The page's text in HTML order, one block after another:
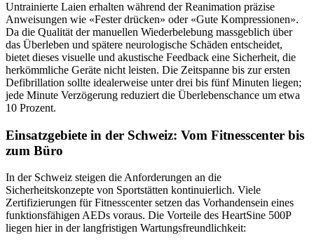
Untrainierte Laien erhalten während der Reanimation präzise
Anweisungen wie «Fester drücken» oder «Gute Kompressionen».
Da die Qualität der manuellen Wiederbelebung massgeblich über
das Überleben und spätere neurologische Schäden entscheidet,
bietet dieses visuelle und akustische Feedback eine Sicherheit, die
herkömmliche Geräte nicht leisten. Die Zeitspanne bis zur ersten
Defibrillation sollte idealerweise unter drei bis fünf Minuten liegen;
jede Minute Verzögerung reduziert die Überlebenschance um etwa
10 Prozent.
Einsatzgebiete in der Schweiz: Vom Fitnesscenter bis
zum Büro
In der Schweiz steigen die Anforderungen an die
Sicherheitskonzepte von Sportstätten kontinuierlich. Viele
Zertifizierungen für Fitnesscenter setzen das Vorhandensein eines
funktionsfähigen AEDs voraus. Die Vorteile des HeartSine 500P
liegen hier in der langfristigen Wartungsfreundlichkeit: